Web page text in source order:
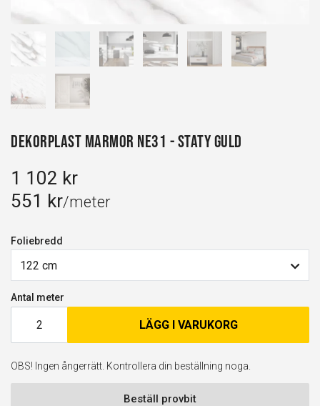
Dekorplast Marmor NE31 - Staty guld
1 102 kr
551 kr/meter
Foliebredd
122 cm
Antal meter
LÄGG I VARUKORG
OBS! Ingen ångerrätt. Kontrollera din beställning noga.
Beställ provbit